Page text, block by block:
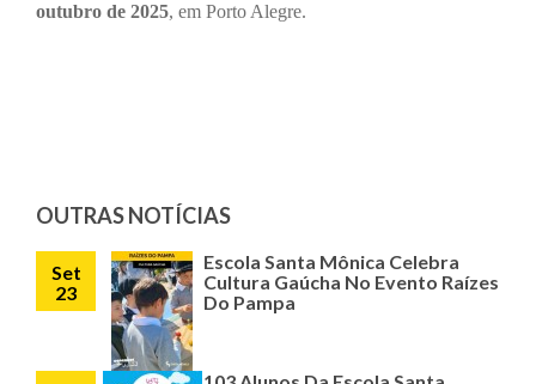
outubro de 2025, em Porto Alegre.
OUTRAS NOTÍCIAS
Set
23
Escola Santa Mônica Celebra
Cultura Gaúcha No Evento Raízes
Do Pampa